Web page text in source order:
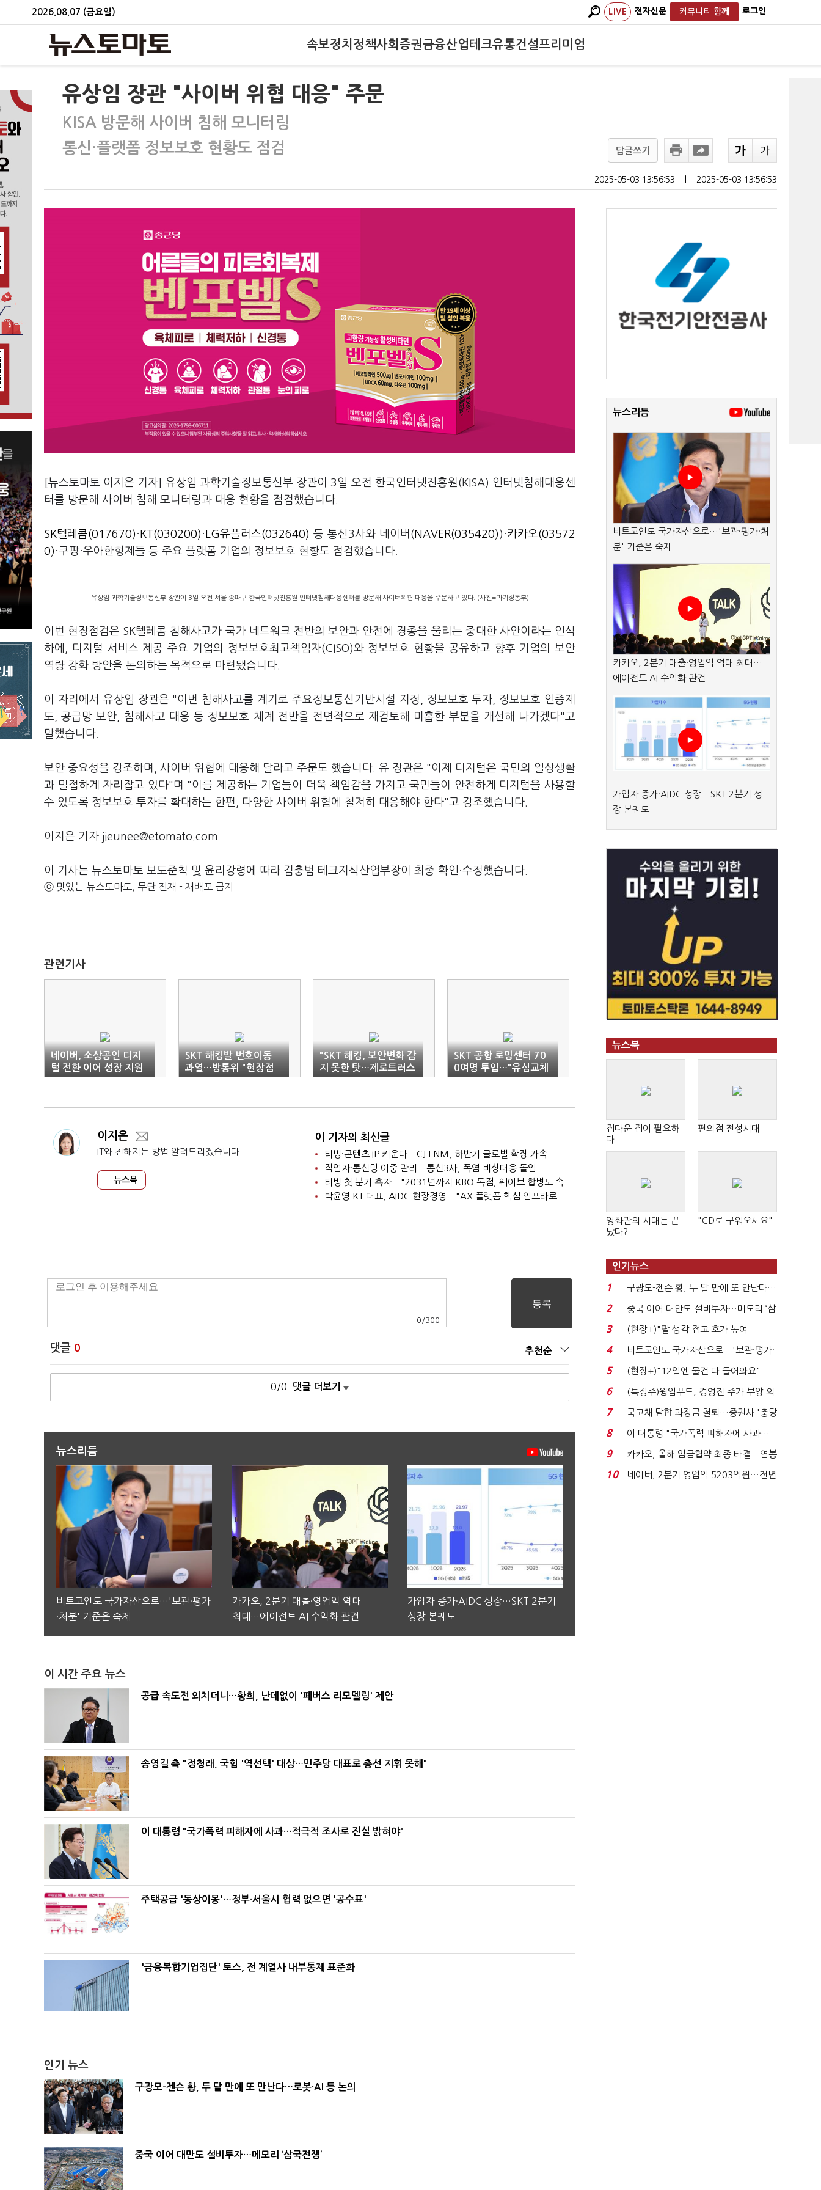
2026.08.07 (금요일) LIVE 전자신문 커뮤니티 함께 로그인
속보정치 정책사회 증권금융산업테크유통건설프리미엄
유상임 장관 "사이버 위협 대응" 주문
KISA 방문해 사이버 침해 모니터링
통신·플랫폼 정보보호 현황도 점검
답글쓰기
2025-05-03 13:56:53 2025-05-03 13:56:53
[뉴스토마토 이지은 기자] 유상임 과학기술정보통신부 장관이 3일 오전 한국인터넷진흥원(KISA) 인터넷침해대응센
터를 방문해 사이버 침해 모니터링과 대응 현황을 점검했습니다.
SK텔레콤(017670) · KT(030200) · LG유플러스(032640) 등 통신3사와 네이버( NAVER(035420) )·카카오(03572
0) ·쿠팡·우아한형제들 등 주요 플랫폼 기업의 정보보호 현황도 점검했습니다.
유상임 과학기술정보통신부 장관이 3일 오전 서울 송파구 한국인터넷진흥원 인터넷침해대응센터를 방문해 사이버위협 대응을 주문하고 있다. (사진=과기정통부)
이번 현장점검은 SK텔레콤 침해사고가 국가 네트워크 전반의 보안과 안전에 경종을 울리는 중대한 사안이라는 인식
하에, 디지털 서비스 제공 주요 기업의 정보보호최고책임자(CISO)와 정보보호 현황을 공유하고 향후 기업의 보안
역량 강화 방안을 논의하는 목적으로 마련됐습니다.
이 자리에서 유상임 장관은 "이번 침해사고를 계기로 주요정보통신기반시설 지정, 정보보호 투자, 정보보호 인증제
도, 공급망 보안, 침해사고 대응 등 정보보호 체계 전반을 전면적으로 재검토해 미흡한 부분을 개선해 나가겠다"고
말했습니다.
보안 중요성을 강조하며, 사이버 위협에 대응해 달라고 주문도 했습니다. 유 장관은 "이제 디지털은 국민의 일상생활
과 밀접하게 자리잡고 있다"며 "이를 제공하는 기업들이 더욱 책임감을 가지고 국민들이 안전하게 디지털을 사용할
수 있도록 정보보호 투자를 확대하는 한편, 다양한 사이버 위협에 철저히 대응해야 한다"고 강조했습니다.
이지은 기자 jieunee@etomato.com
이 기사는 뉴스토마토 보도준칙 및 윤리강령에 따라 김충범 테크지식산업부장이 최종 확인·수정했습니다.
ⓒ 맛있는 뉴스토마토, 무단 전재 - 재배포 금지
관련기사
네이버, 소상공인 디지
털 전환 이어 성장 지원
협력
SKT 해킹발 번호이동
과열…방통위 "현장점
검"
"SKT 해킹, 보안변화 감
지 못한 탓…제로트러스
트로 변화 필요"
SKT 공항 로밍센터 70
0여명 투입…"유심교체
못한 출국자도 책임"
이지은
IT와 친해지는 방법 알려드리겠습니다
뉴스북
이 기자의 최신글
티빙·콘텐츠 IP 키운다…CJ ENM, 하반기 글로벌 확장 가속
작업자·통신망 이중 관리…통신3사, 폭염 비상대응 돌입
티빙 첫 분기 흑자…"2031년까지 KBO 독점, 웨이브 합병도 속도"
박윤영 KT 대표, AIDC 현장경영…"AX 플랫폼 핵심 인프라로 키운다"
0 /300
댓글 0 추천순
0/0 댓글 더보기
뉴스리듬
비트코인도 국가자산으로…'보관·평가
·처분' 기준은 숙제
카카오, 2분기 매출·영업익 역대
최대…에이전트 AI 수익화 관건
가입자 증가·AIDC 성장…SKT 2분기
성장 본궤도
이 시간 주요 뉴스
공급 속도전 외치더니…황희, 난데없이 '폐버스 리모델링' 제안
송영길 측 "정청래, 국힘 '역선택' 대상…민주당 대표로 총선 지휘 못해"
이 대통령 "국가폭력 피해자에 사과…적극적 조사로 진실 밝혀야"
주택공급 '동상이몽'…정부·서울시 협력 없으면 '공수표'
'금융복합기업집단' 토스, 전 계열사 내부통제 표준화
인기 뉴스
구광모-젠슨 황, 두 달 만에 또 만난다…로봇·AI 등 논의
중국 이어 대만도 설비투자…메모리 ‘삼국전쟁’
뉴스리듬
비트코인도 국가자산으로…'보관·평가·처
분' 기준은 숙제
카카오, 2분기 매출·영업익 역대 최대…
에이전트 AI 수익화 관건
가입자 증가·AIDC 성장…SKT 2분기 성
장 본궤도
뉴스북
집다운 집이 필요하
다
편의점 전성시대
영화관의 시대는 끝
났다?
"CD로 구워오세요"
인기뉴스
1
구광모-젠슨 황, 두 달 만에 또 만난다…
로봇·AI 등 논...
2
중국 이어 대만도 설비투자…메모리 ‘삼
국전쟁’
3
(현장+)"팔 생각 접고 호가 높여
요"…'덜 똘똘한 한 채' 20...
4
비트코인도 국가자산으로…'보관·평가·
처분' 기준은 ...
5
(현장+)"12일엔 물건 다 들어와요"…
빈 매대 채우며 문 연 ...
6
(특징주)윙입푸드, 경영진 주가 부양 의
지에 상한가...
7
국고채 담합 과징금 철퇴…증권사 '충당
금 폭탄' 우려...
8
이 대통령 "국가폭력 피해자에 사과…
적극적 조사로 진...
9
카카오, 올해 임금협약 최종 타결…연봉
6.3% 인상·격려...
10
네이버, 2분기 영업익 5203억원…전년